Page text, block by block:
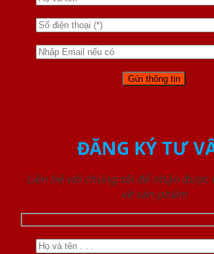
ĐĂNG KÝ TƯ
Liên hệ với chúng tôi để nhận được
về sản phẩm